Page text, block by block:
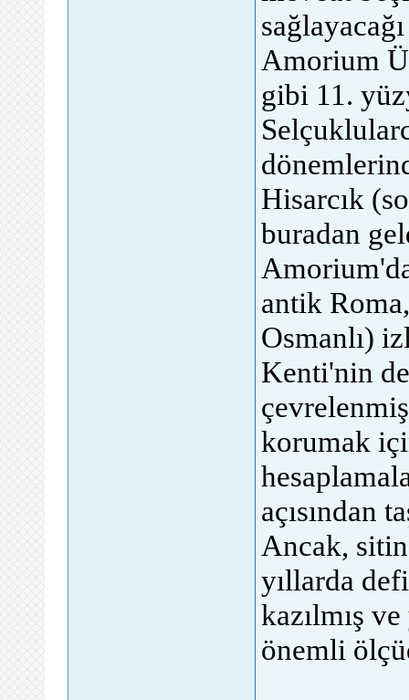
Amorium
gibi 11.
Hisarcık
buradan
antik
Osmanlı)
Kenti'nin
korumak
açısından
Ancak,
yıllarda
kazılmış
önemli